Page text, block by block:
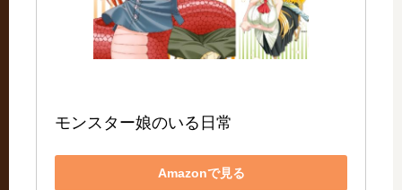
モンスター娘のいる日常
Amazonで見る